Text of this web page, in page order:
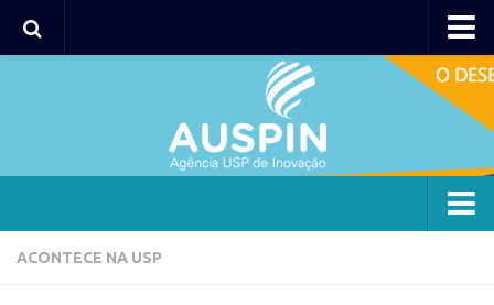
Agência
ACONTECE NA USP